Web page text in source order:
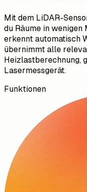
Mit dem LiDAR-
du Räume in wenigen
erkennt automatisch
übernimmt alle
Heizlastberechnung,
Lasermessgerät.
Funktionen